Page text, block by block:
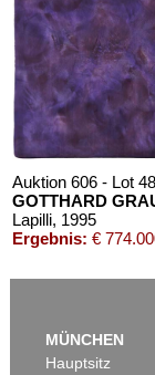
Auktion 606 - Lot 48
GOTTHARD
Lapilli, 1995
Ergebnis: €
MÜNCHEN
Hauptsitz